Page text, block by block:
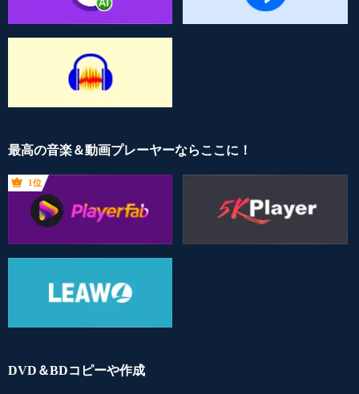
最高の音楽＆動画プレーヤーならここに！
1位
DVD＆BDコピーや作成